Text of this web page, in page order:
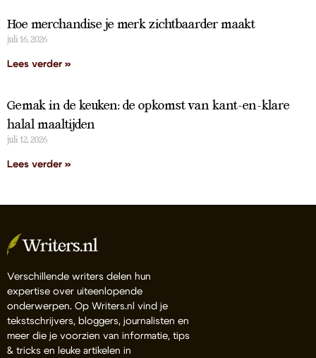
Hoe merchandise je merk zichtbaarder maakt
juli 16, 2026
Lees verder »
Gemak in de keuken: de opkomst van kant-en-klare
halal maaltijden
juli 12, 2026
Lees verder »
Verschillende writers delen hun
expertise over uiteenlopende
onderwerpen. Op Writers.nl vind je
tekstschrijvers, bloggers, journalisten en
meer die je voorzien van informatie, tips
& tricks en leuke artikelen in